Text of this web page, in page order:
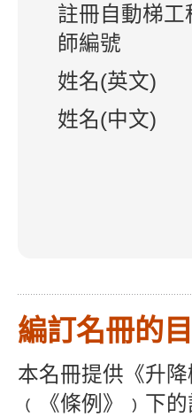
註冊自動梯工
師編號
姓名(英文)
姓名(中文)
編訂名冊的
本名冊提供 《升
﹙《條例》﹚下